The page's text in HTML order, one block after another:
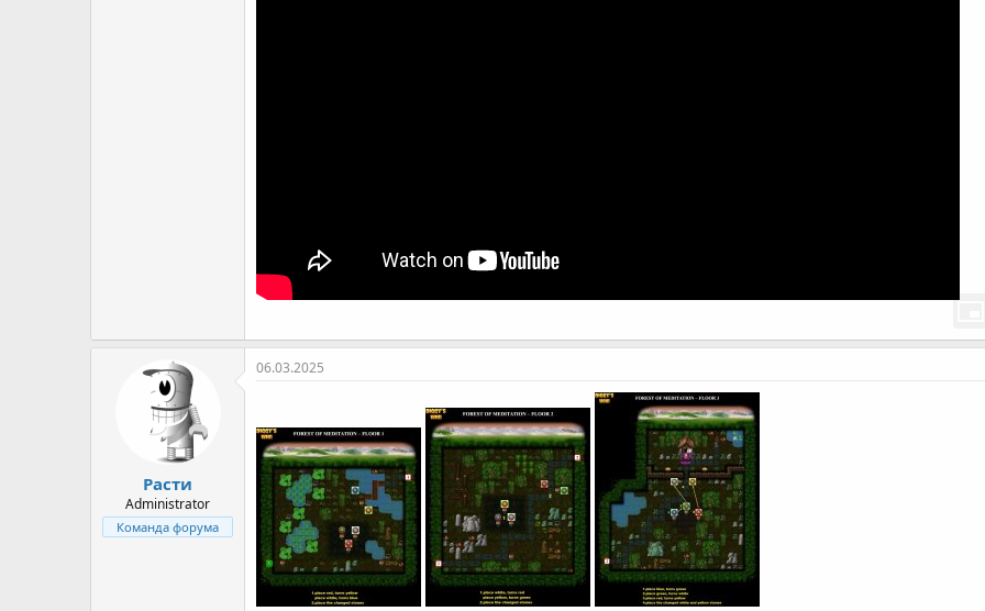
Расти
Administrator
Команда форума
06.03.2025